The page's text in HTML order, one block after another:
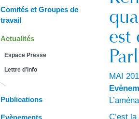
Comités et Groupes de
travail
Actualités
Espace Presse
Lettre d'info
Publications
est
MAI
C’est